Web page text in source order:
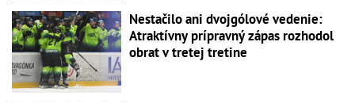
Nestačilo ani dvojgólové vedenie:
Atraktívny prípravný zápas rozhodol
obrat v tretej tretine